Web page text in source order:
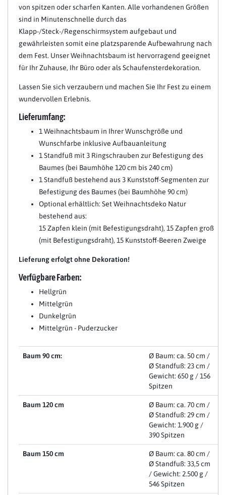
von spitzen oder scharfen Kanten. Alle vorhandenen Größen
sind in Minutenschnelle durch das
Klapp-/Steck-/Regenschirmsystem aufgebaut und
gewährleisten somit eine platzsparende Aufbewahrung nach
dem Fest. Unser Weihnachtsbaum ist hervorragend geeignet
für Ihr Zuhause, Ihr Büro oder als Schaufensterdekoration.
Lassen Sie sich verzaubern und machen Sie Ihr Fest zu einem
wundervollen Erlebnis.
Lieferumfang:
1 Weihnachtsbaum in Ihrer Wunschgröße und
Wunschfarbe inklusive Aufbauanleitung
1 Standfuß mit 3 Ringschrauben zur Befestigung des
Baumes (bei Baumhöhe 120 cm bis 240 cm)
1 Standfuß bestehend aus 3 Kunststoff-Segmenten zur
Befestigung des Baumes (bei Baumhöhe 90 cm)
Optional erhältlich: Set Weihnachtsdeko Natur
bestehend aus:
15 Zapfen klein (mit Befestigungsdraht), 15 Zapfen groß
(mit Befestigungsdraht), 15 Kunststoff-Beeren Zweige
Lieferung erfolgt ohne Dekoration!
Verfügbare Farben:
Hellgrün
Mittelgrün
Dunkelgrün
Mittelgrün - Puderzucker
Baum 90 cm:
Ø Baum: ca. 50 cm /
Ø Standfuß: 23 cm /
Gewicht: 650 g / 156
Spitzen
Baum 120 cm
Ø Baum: ca. 70 cm /
Ø Standfuß: 29 cm /
Gewicht: 1.900 g /
390 Spitzen
Baum 150 cm
Ø Baum: ca. 80 cm /
Ø Standfuß: 33,5 cm
/ Gewicht: 2.500 g /
546 Spitzen